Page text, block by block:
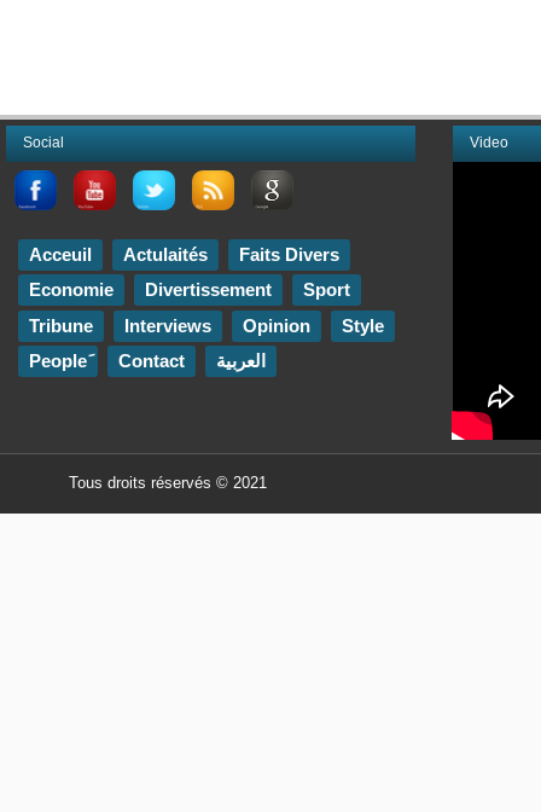
Video
Social
Acceuil Actulaités
Faits Divers
Economie
Divertissement
Sport
Tribune
Interviews Opinion
Style
Contact العربية
Tous droits réservés © 2021